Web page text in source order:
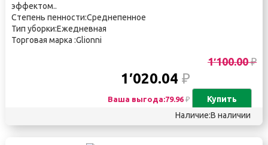
эффектом..
Степень пенности:Среднепенное
Тип уборки:Ежедневная
Торговая марка :Glionni
1′100.00₽
1′020.04₽
Ваша выгода:79.96₽
Купить
Наличие:В наличии